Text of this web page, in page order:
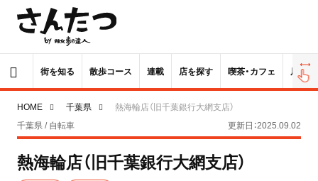
街を知る 散歩コース 連載 店を探す 喫茶・カフェ 居酒屋
HOME 千葉県
熱海輪店（旧千葉銀行大網支店）
千葉県 / 自転車
更新日：2025.09.02
熱海輪店（旧千葉銀行大網支店）